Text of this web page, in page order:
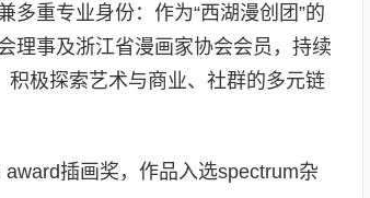
重专业身份：作为“西湖漫创团”的
理事及浙江省漫画家协会会员，持续
积极探索艺术与商业、社群的多元链
插画奖，作品入选spectrum杂